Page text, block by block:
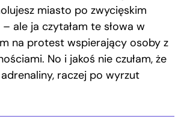
miasto po zwycięskim
– ale ja czytałam te słowa w
na protest wspierający osoby z
No i jakoś nie czułam, że
raczej po wyrzut